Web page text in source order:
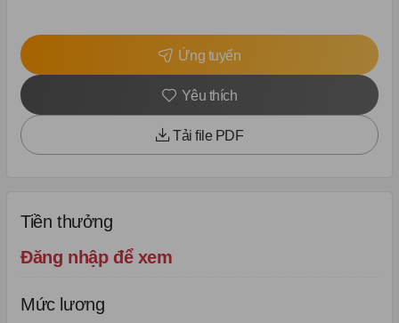
Ứng tuyển
Yêu thích
Tải file PDF
Tiền thưởng
Đăng nhập để xem
Mức lương